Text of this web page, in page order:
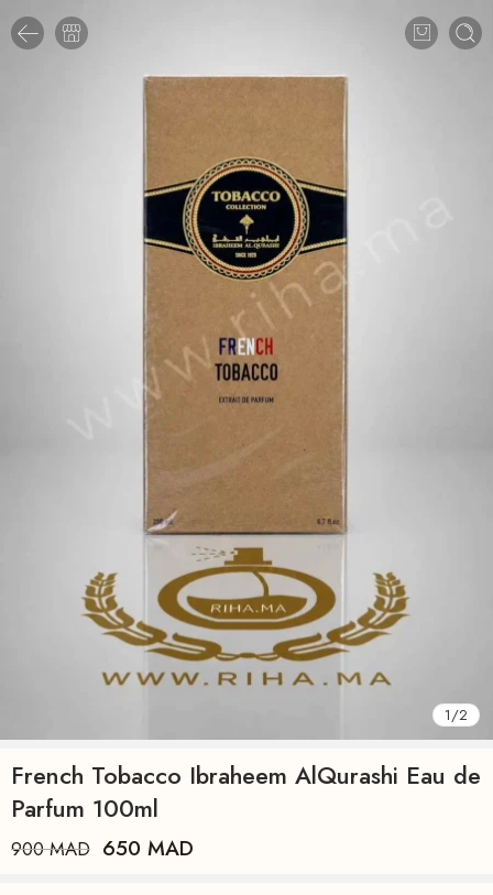
2/2
French Tobacco Ibraheem AlQurashi Eau de
Parfum 100ml
900MAD 650 MAD